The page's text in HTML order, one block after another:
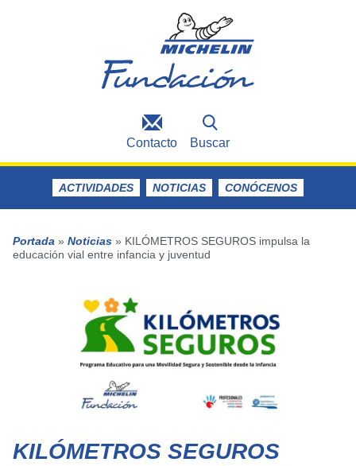
Contacto Buscar
ACTIVIDADES NOTICIAS CONÓCENOS
Portada » Noticias » KILÓMETROS SEGUROS impulsa la
educación vial entre infancia y juventud
KILÓMETROS SEGUROS